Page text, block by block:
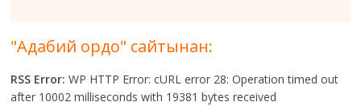
"Адабий ордо" сайтынан:
RSS Error: WP HTTP Error: cURL error 28: Operation timed out
after 10002 milliseconds with 19381 bytes received